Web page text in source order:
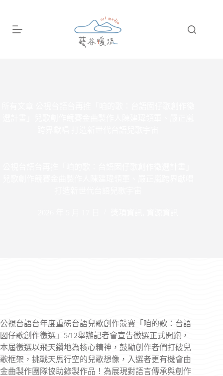
公視台語台年度重磅台語兒歌創作競賽「咱的歌：台語
囡仔歌創作徵選」5/12舉辦記者會宣告徵選正式開跑，
本屆徵選以飛天鑽地為核心精神，鼓勵創作者們打破兒
歌框架，挑戰天馬行空的兒歌想像，入選者更有機會由
金曲製作團隊協助錄製作品！為展現對語言傳承與創作